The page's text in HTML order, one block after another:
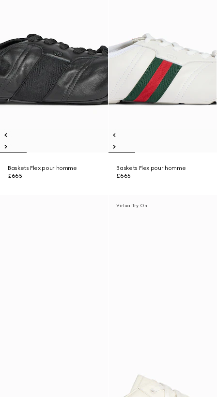
Baskets Flex pour homme
£665
Baskets Flex pour homme
£665
Virtual Try-On